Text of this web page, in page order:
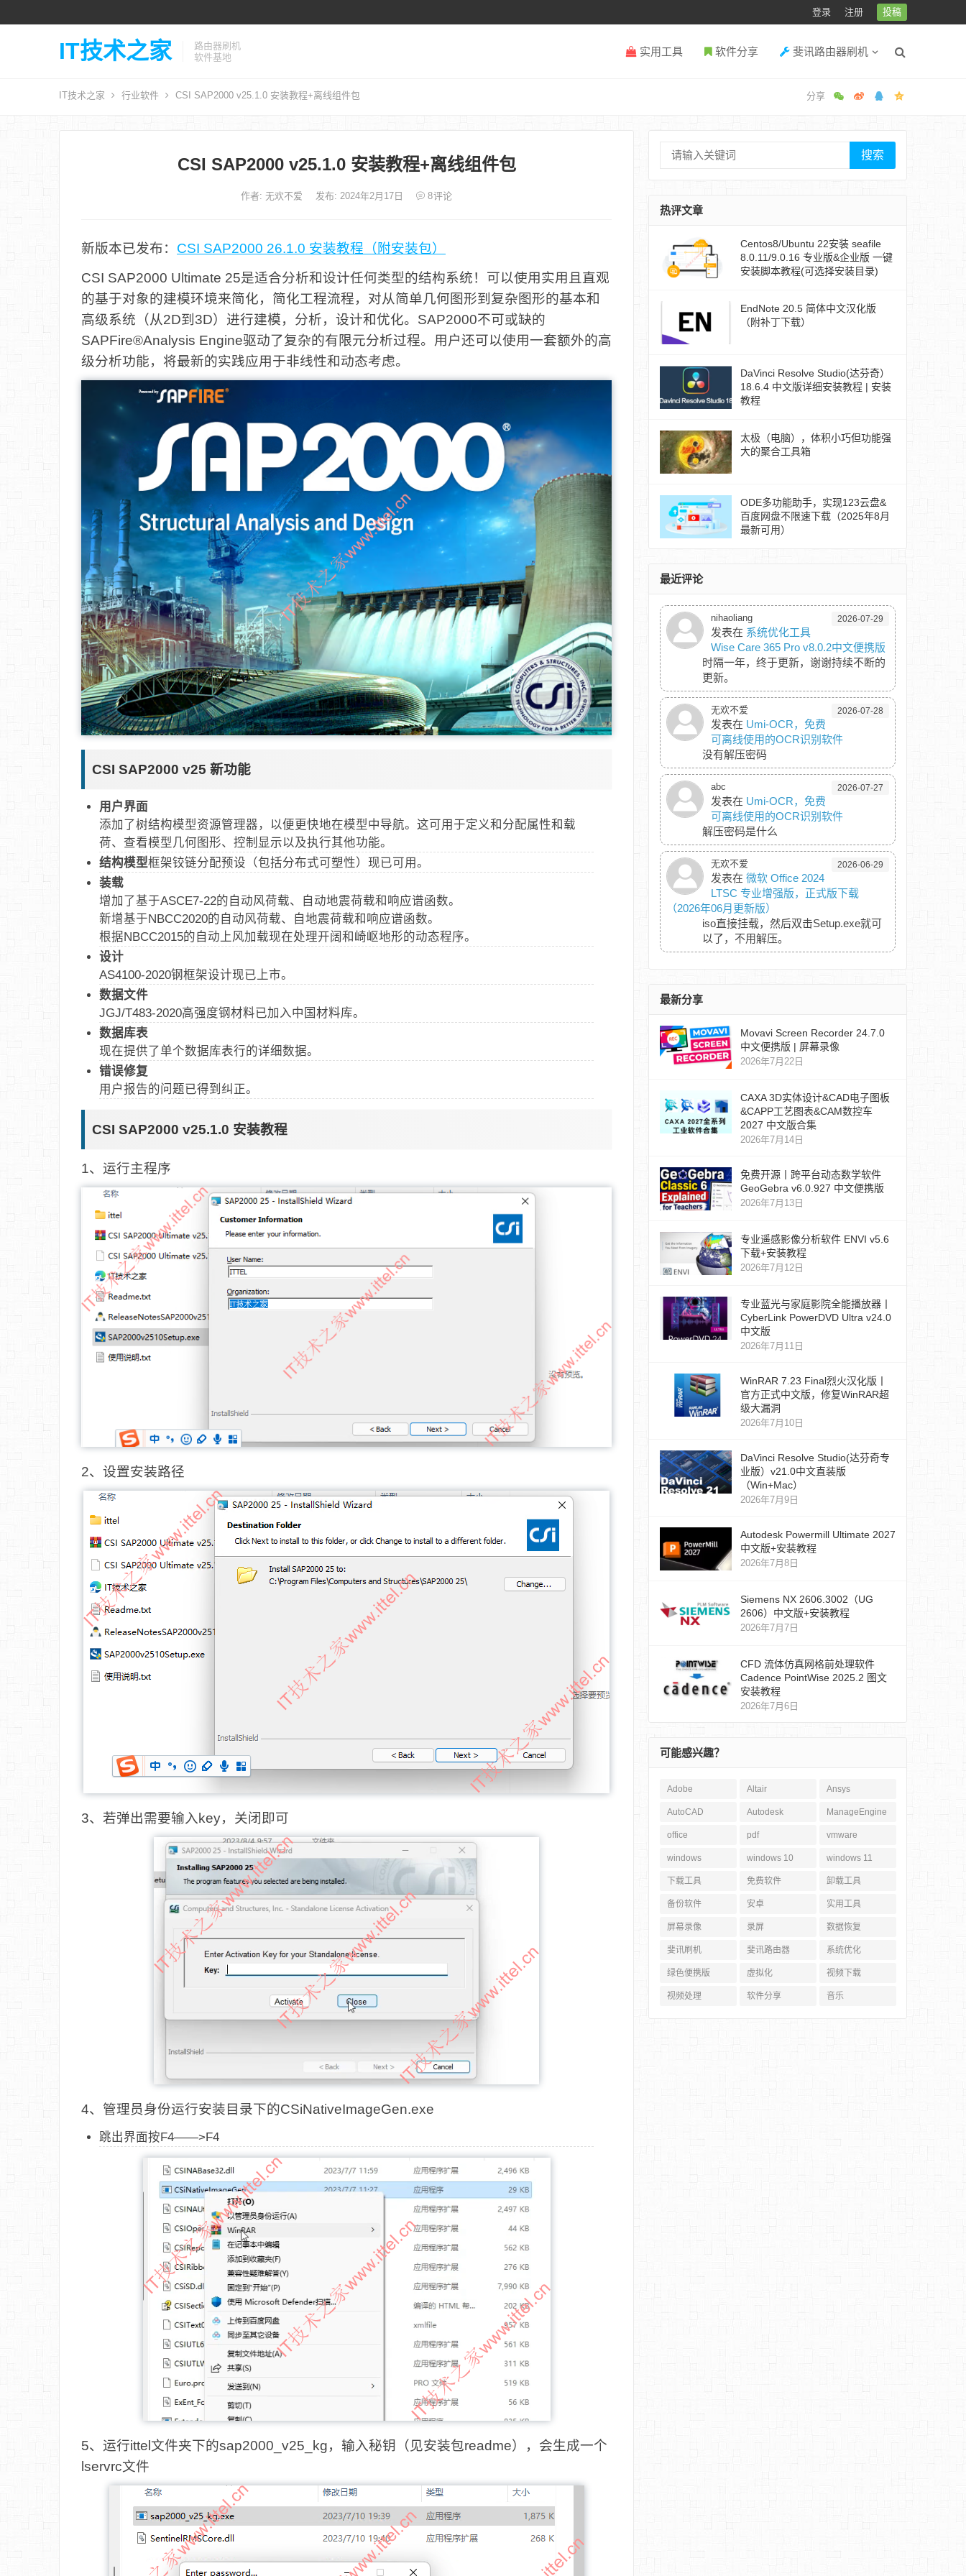
登录 注册 投稿
IT技术之家
路由器刷机
软件基地
实用工具 软件分享 斐讯路由器刷机
IT技术之家 行业软件 CSI SAP2000 v25.1.0 安装教程+离线组件包
CSI SAP2000 v25.1.0 安装教程+离线组件包
作者: 无欢不爱 发布: 2024年2月17日 8评论
新版本已发布： CSI SAP2000 26.1.0 安装教程（附安装包）
CSI SAP2000 Ultimate 25是适合分析和设计任何类型的结构系统！可以使用实用且直观
的基于对象的建模环境来简化，简化工程流程，对从简单几何图形到复杂图形的基本和
高级系统（从2D到3D）进行建模，分析，设计和优化。SAP2000不可或缺的
SAPFire®Analysis Engine驱动了复杂的有限元分析过程。用户还可以使用一套额外的高
级分析功能，将最新的实践应用于非线性和动态考虑。
CSI SAP2000 v25 新功能
用户界面
添加了树结构模型资源管理器，以便更快地在模型中导航。这可用于定义和分配属性和载
荷、查看模型几何图形、控制显示以及执行其他功能。
结构模型框架铰链分配预设（包括分布式可塑性）现已可用。
装载
增加了基于ASCE7-22的自动风荷载、自动地震荷载和响应谱函数。
新增基于NBCC2020的自动风荷载、自地震荷载和响应谱函数。
根据NBCC2015的自动上风加载现在处理开阔和崎岖地形的动态程序。
设计
AS4100-2020钢框架设计现已上市。
数据文件
JGJ/T483-2020高强度钢材料已加入中国材料库。
数据库表
现在提供了单个数据库表行的详细数据。
错误修复
用户报告的问题已得到纠正。
CSI SAP2000 v25.1.0 安装教程
1、运行主程序
2、设置安装路径
3、若弹出需要输入key，关闭即可
4、管理员身份运行安装目录下的CSiNativeImageGen.exe
跳出界面按F4——>F4
5、运行ittel文件夹下的sap2000_v25_kg，输入秘钥（见安装包readme），会生成一个
lservrc文件
搜索
热评文章
Centos8/Ubuntu 22安装 seafile
8.0.11/9.0.16 专业版&企业版 一键
安装脚本教程(可选择安装目录)
EndNote 20.5 简体中文汉化版
（附补丁下载）
DaVinci Resolve Studio(达芬奇）
18.6.4 中文版详细安装教程 | 安装
教程
太极（电脑），体积小巧但功能强
大的聚合工具箱
ODE多功能助手，实现123云盘&
百度网盘不限速下载（2025年8月
最新可用）
最近评论
nihaoliang 2026-07-29
发表在 系统优化工具
Wise Care 365 Pro v8.0.2中文便携版
时隔一年，终于更新，谢谢持续不断的
更新。
无欢不爱 2026-07-28
发表在 Umi-OCR，免费
可离线使用的OCR识别软件
没有解压密码
abc 2026-07-27
发表在 Umi-OCR，免费
可离线使用的OCR识别软件
解压密码是什么
无欢不爱 2026-06-29
发表在 微软 Office 2024
LTSC 专业增强版，正式版下载
（2026年06月更新版）
iso直接挂载，然后双击Setup.exe就可
以了，不用解压。
最新分享
Movavi Screen Recorder 24.7.0
中文便携版 | 屏幕录像
2026年7月22日
CAXA 3D实体设计&CAD电子图板
&CAPP工艺图表&CAM数控车
2027 中文版合集
2026年7月14日
免费开源丨跨平台动态数学软件
GeoGebra v6.0.927 中文便携版
2026年7月13日
专业遥感影像分析软件 ENVI v5.6
下载+安装教程
2026年7月12日
专业蓝光与家庭影院全能播放器丨
CyberLink PowerDVD Ultra v24.0
中文版
2026年7月11日
WinRAR 7.23 Final烈火汉化版丨
官方正式中文版，修复WinRAR超
级大漏洞
2026年7月10日
DaVinci Resolve Studio(达芬奇专
业版）v21.0中文直装版
（Win+Mac）
2026年7月9日
Autodesk Powermill Ultimate 2027
中文版+安装教程
2026年7月8日
Siemens NX 2606.3002（UG
2606）中文版+安装教程
2026年7月7日
CFD 流体仿真网格前处理软件
Cadence PointWise 2025.2 图文
安装教程
2026年7月6日
可能感兴趣？
Adobe Altair Ansys
AutoCAD Autodesk ManageEngine
office pdf vmware
windows windows 10 windows 11
下载工具 免费软件 卸载工具
备份软件 安卓 实用工具
屏幕录像 录屏 数据恢复
斐讯刷机 斐讯路由器 系统优化
绿色便携版 虚拟化 视频下载
视频处理 软件分享 音乐